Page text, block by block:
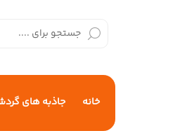
خانه جاذبه های